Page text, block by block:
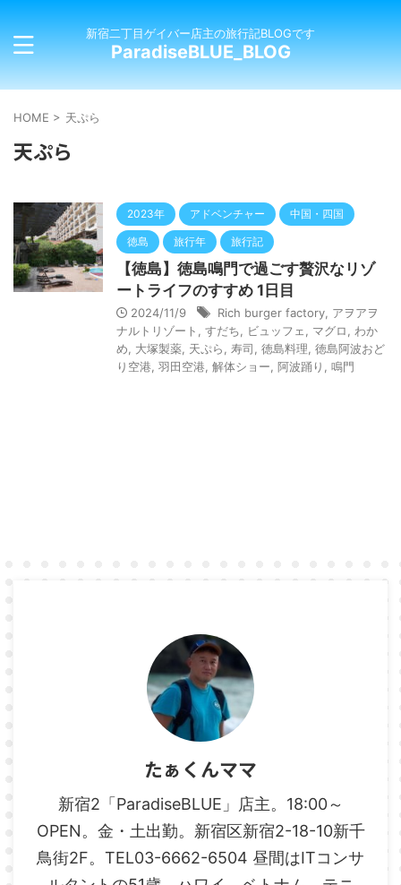
新宿二丁目ゲイバー店主の旅行記BLOGです
ParadiseBLUE_BLOG
HOME > 天ぷら
天ぷら
2023年 アドベンチャー 中国・四国
徳島 旅行年 旅行記
【徳島】徳島鳴門で過ごす贅沢なリゾ
ートライフのすすめ 1日目
2024/11/9 Rich burger factory アヲアヲ
ナルトリゾート
すだち ビュッフェ マグロ
わか
め
大塚製薬 天ぷら 寿司 徳島料理 徳島阿波おど
り空港 羽田空港 解体ショー 阿波踊り 鳴門
たぁくんママ
新宿2「ParadiseBLUE」店主。18:00～
OPEN。金・土出勤。新宿区新宿2-18-10新千
鳥街2F。TEL03-6662-6504 昼間はITコンサ